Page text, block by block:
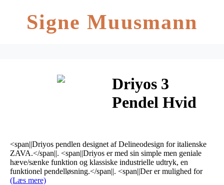
Signe Muusmann
Driyos 3
Pendel Hvid
<span||Driyos pendlen designet af Delineodesign for italienske
ZAVA.</span||. <span||Driyos er med sin simple men geniale
hæve/sænke funktion og klassiske industrielle udtryk, en
funktionel pendelløsning.</span||. <span||Der er mulighed for
(Læs mere)